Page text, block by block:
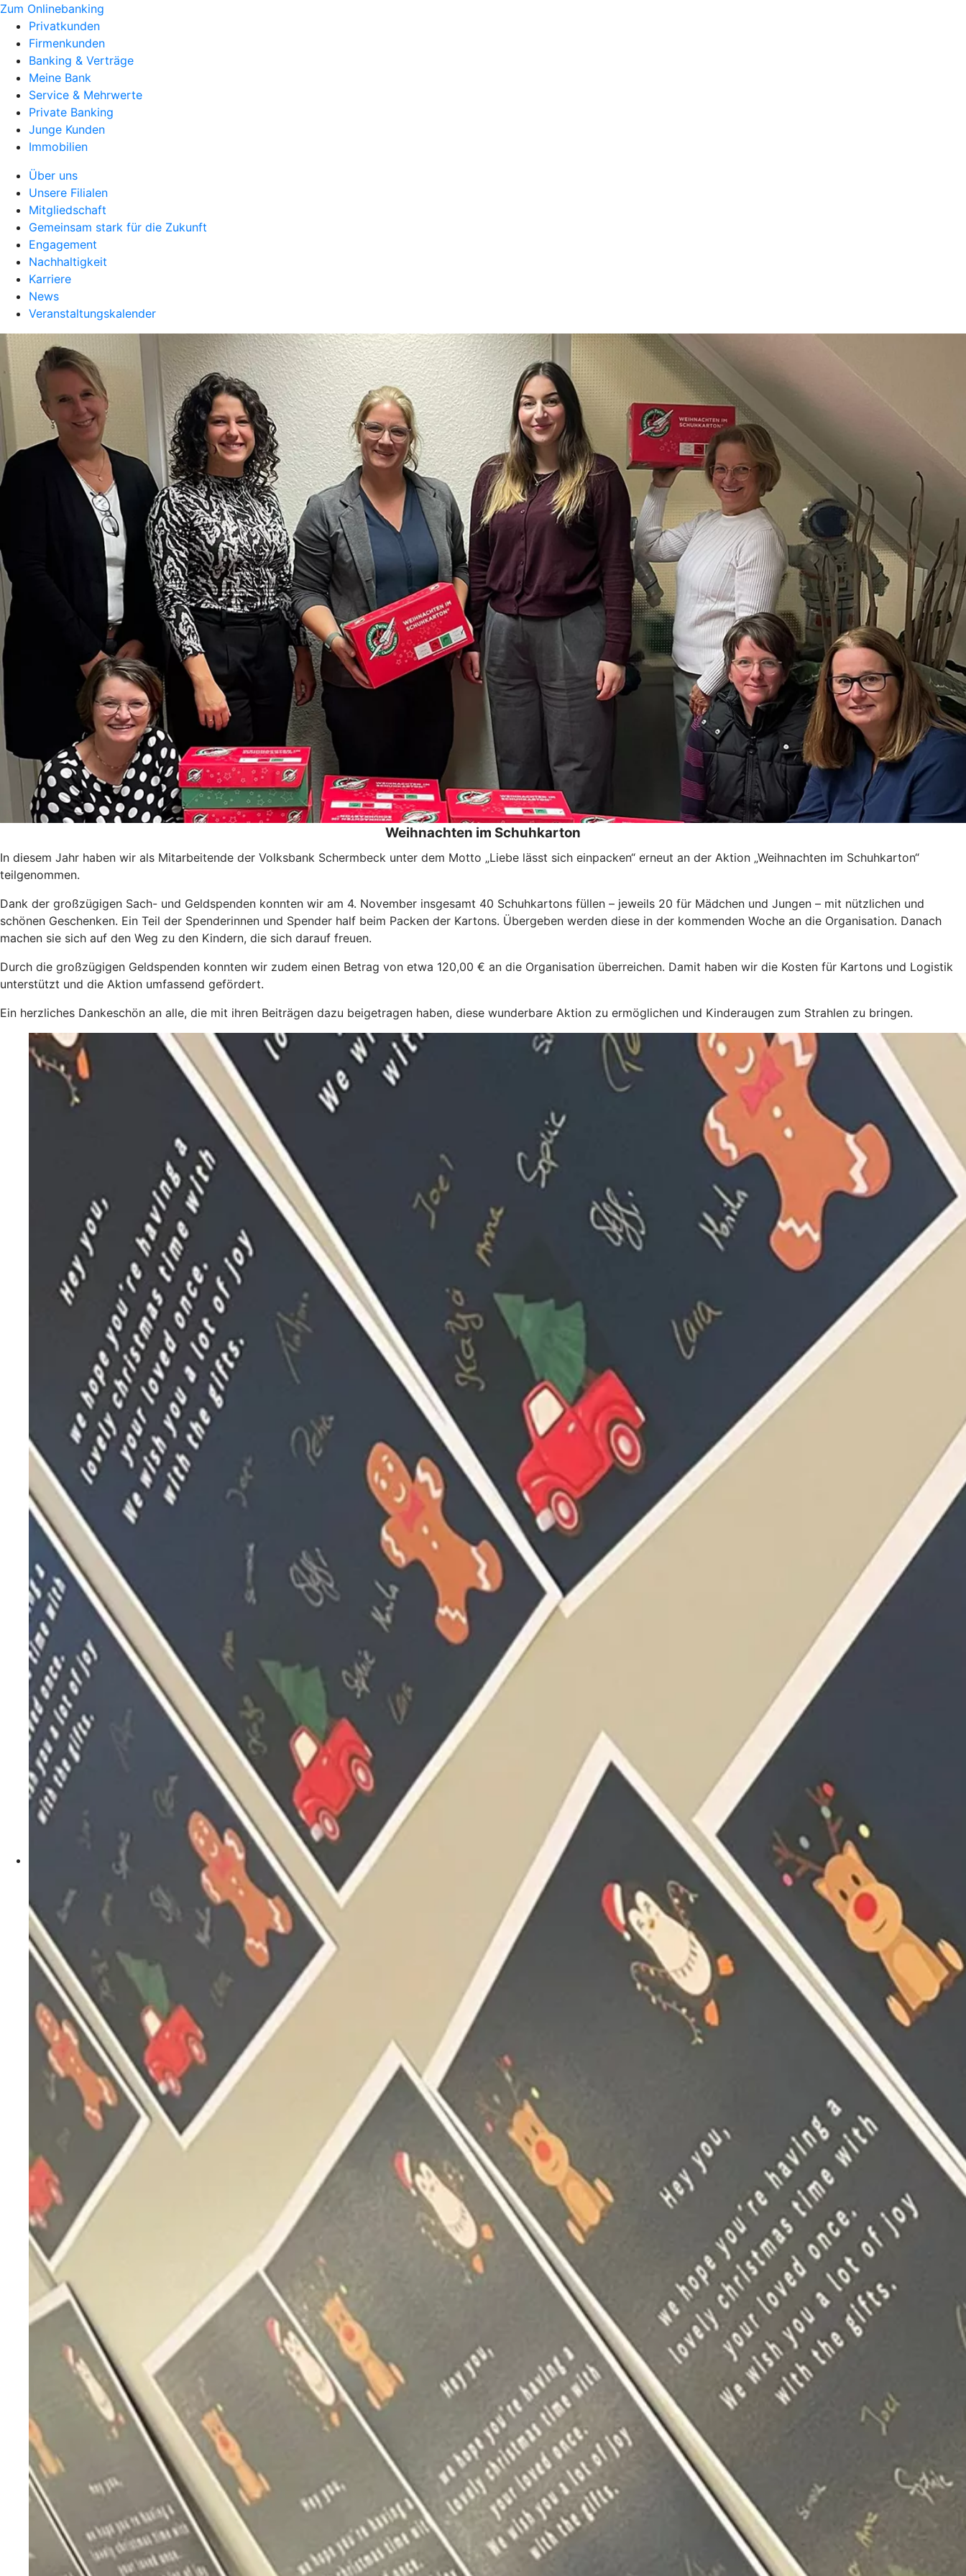
Zum Onlinebanking
Privatkunden
Firmenkunden
Banking & Verträge
Meine Bank
Service & Mehrwerte
Private Banking
Junge Kunden
Immobilien
Über uns
Unsere Filialen
Mitgliedschaft
Gemeinsam stark für die Zukunft
Engagement
Nachhaltigkeit
Karriere
News
Veranstaltungskalender
Weihnachten im Schuhkarton
In diesem Jahr haben wir als Mitarbeitende der Volksbank Schermbeck unter dem Motto „Liebe lässt sich einpacken“ erneut an der Aktion „Weihnachten im Schuhkarton“
teilgenommen.
Dank der großzügigen Sach- und Geldspenden konnten wir am 4. November insgesamt 40 Schuhkartons füllen – jeweils 20 für Mädchen und Jungen – mit nützlichen und
schönen Geschenken. Ein Teil der Spenderinnen und Spender half beim Packen der Kartons. Übergeben werden diese in der kommenden Woche an die Organisation. Danach
machen sie sich auf den Weg zu den Kindern, die sich darauf freuen.
Durch die großzügigen Geldspenden konnten wir zudem einen Betrag von etwa 120,00 € an die Organisation überreichen. Damit haben wir die Kosten für Kartons und Logistik
unterstützt und die Aktion umfassend gefördert.
Ein herzliches Dankeschön an alle, die mit ihren Beiträgen dazu beigetragen haben, diese wunderbare Aktion zu ermöglichen und Kinderaugen zum Strahlen zu bringen.